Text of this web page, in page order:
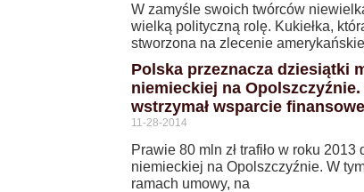
W zamyśle swoich twórców
wielką polityczną rolę. Kukiełka,
stworzona na zlecenie
Polska przeznacza dziesiątki
niemieckiej na
wstrzymał wsparcie
11-28-2014
Prawie 80 mln zł trafiło w roku
niemieckiej na Opolszczyźnie. W
ramach umowy, na